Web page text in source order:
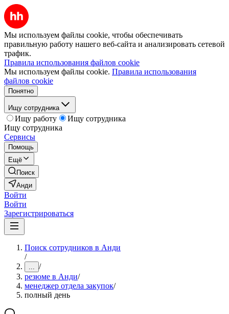
Мы используем файлы cookie, чтобы обеспечивать
правильную работу нашего веб-сайта и анализировать сетевой
трафик.
Правила использования файлов cookie
Мы используем файлы cookie. Правила использования
файлов cookie
Понятно
Ищу сотрудника
Ищу работу
Ищу сотрудника
Ищу сотрудника
Сервисы
Помощь
Ещё
Поиск
Анди
Войти
Войти
Зарегистрироваться
Поиск сотрудников в Анди
/
... /
резюме в Анди/
менеджер отдела закупок/
полный день